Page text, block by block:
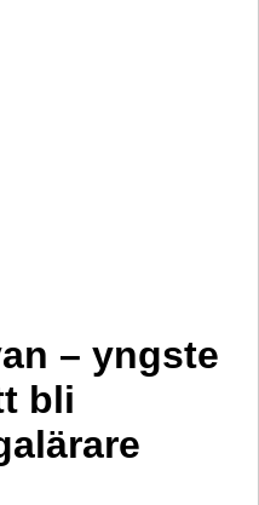
– yngste
bli